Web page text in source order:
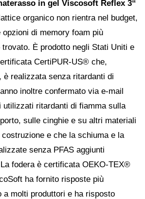
in gel Viscosoft Reflex 3“
organico non rientra nel budget,
opzioni di memory foam più
È prodotto negli Stati Uniti e
CertiPUR-US® che,
è realizzata senza ritardanti di
inoltre confermato via e-mail
utilizzati ritardanti di fiamma sulla
sulle cinghie e su altri materiali
e che la schiuma e la
senza PFAS aggiunti
fodera è certificata OEKO-TEX®
ha fornito risposte più
a molti produttori e ha risposto